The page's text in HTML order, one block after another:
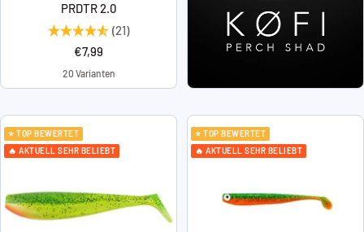
PRDTR 2.0
(21)
Angebotspreis
€7,99
20 Varianten
⭐ TOP BEWERTET
🔥 AKTUELL SEHR BELIEBT
⭐ TOP BEWERTET
🔥 AKTUELL SEHR BELIEBT